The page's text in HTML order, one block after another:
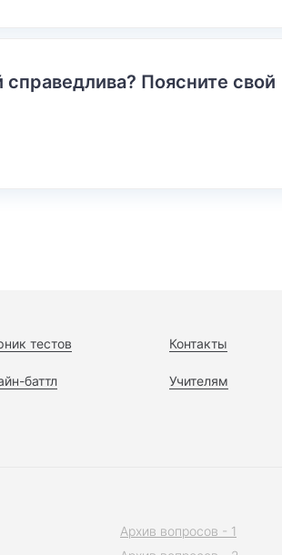
Поясните свой
тестов
баттл
Контакты
Учителям
Архив вопросов - 1